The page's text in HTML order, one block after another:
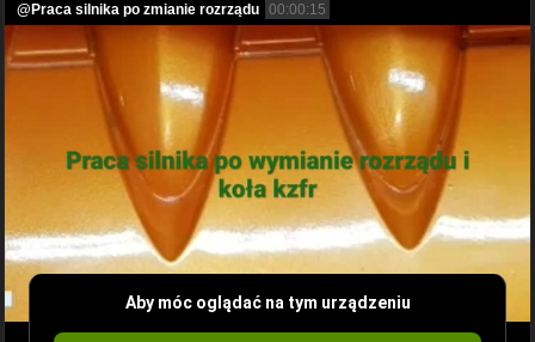
@Praca silnika po zmianie rozrządu 00:00:15
Aby móc oglądać na tym urządzeniu